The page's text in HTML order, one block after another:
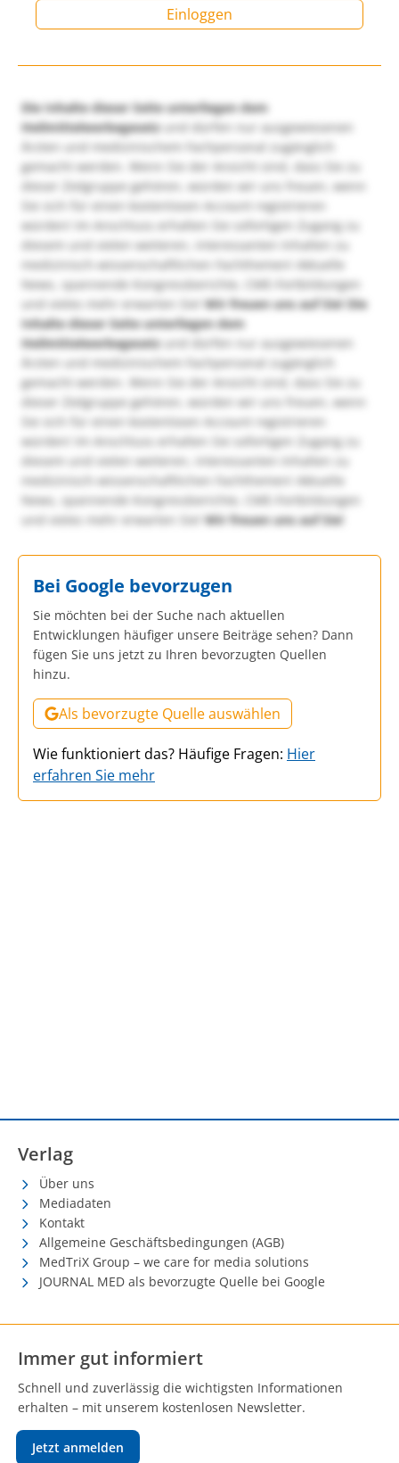
Einloggen
Die Inhalte dieser Seite unterliegen dem
Heilmittelwerbegesetzund dürfen nur ausgewiesenen
Ärzten und medizinischem Fachpersonal zugänglich
gemacht werden. Wenn Sie der Ansicht sind, dass Sie zu
dieser Zielgruppe gehören, würden wir uns freuen, wenn
Sie sich für einen kostenlosen Account registrieren
würden! Im Anschluss erhalten Sie sofortigen Zugang zu
diesem und vielen weiteren, interessanten Inhalten zu
medizinisch-wissenschaftlichen Fachthemen! Aktuelle
News, spannende Kongressberichte, CME-Fortbildungen
und vieles mehr erwarten Sie!Wir freuen uns auf Sie! Die
Inhalte dieser Seite unterliegen dem
Heilmittelwerbegesetzund dürfen nur ausgewiesenen
Ärzten und medizinischem Fachpersonal zugänglich
gemacht werden. Wenn Sie der Ansicht sind, dass Sie zu
dieser Zielgruppe gehören, würden wir uns freuen, wenn
Sie sich für einen kostenlosen Account registrieren
würden! Im Anschluss erhalten Sie sofortigen Zugang zu
diesem und vielen weiteren, interessanten Inhalten zu
medizinisch-wissenschaftlichen Fachthemen! Aktuelle
News, spannende Kongressberichte, CME-Fortbildungen
und vieles mehr erwarten Sie!Wir freuen uns auf Sie!
Bei Google bevorzugen
Sie möchten bei der Suche nach aktuellen
Entwicklungen häufiger unsere Beiträge sehen? Dann
fügen Sie uns jetzt zu Ihren bevorzugten Quellen
hinzu.
Als bevorzugte Quelle auswählen
Wie funktioniert das? Häufige Fragen: Hier
erfahren Sie mehr
Verlag
Über uns
Mediadaten
Kontakt
Allgemeine Geschäftsbedingungen (AGB)
MedTriX Group – we care for media solutions
JOURNAL MED als bevorzugte Quelle bei Google
Immer gut informiert
Schnell und zuverlässig die wichtigsten Informationen
erhalten – mit unserem kostenlosen Newsletter.
Jetzt anmelden